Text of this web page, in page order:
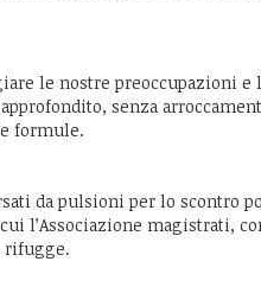
le nostre preoccupazioni e
senza
formule.
da pulsioni per lo scontro
l’Associazione magistrati,
rifugge.